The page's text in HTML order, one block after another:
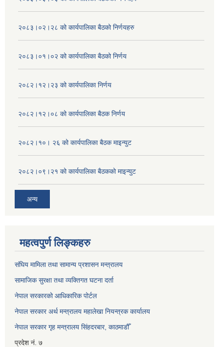
२०८३।०२।२८ को कार्यपालिका बैठको निर्णयहरु
२०८३।०१।०२ को कार्यपालिका बैठको निर्णय
२०८२।१२।२३ को कार्यपालिका निर्णय
२०८२।१२।०८ को कार्यपालिका बैठक निर्णय
२०८२।१०। २६ को कार्यपालिका बैठक माइन्युट
२०८२।०९।२१ को कार्यपालिका बैठकको माइन्युट
अन्य
महत्वपुर्ण लिङ्कहरु
संघिय मामिला तथा सामान्य प्रशासन मन्त्रालय
सामाजिक सुरक्षा तथा व्यक्तिगत घटना दर्ता
नेपाल सरकारको आधिकारिक पोर्टल
नेपाल सरकार अर्थ मन्त्रालय महालेखा नियन्त्रक कार्यालय
नेपाल सरकार गृह मन्त्रालय सिंहदरबार, काठमाडौँ
प्रदेश नं. ७